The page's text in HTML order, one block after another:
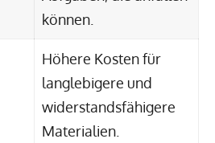
können.
Höhere Kosten für
langlebigere und
widerstandsfähigere
Materialien.